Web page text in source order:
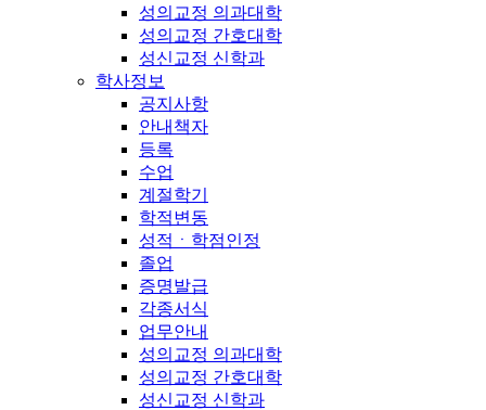
성의교정 의과대학
성의교정 간호대학
성신교정 신학과
학사정보
공지사항
안내책자
등록
수업
계절학기
학적변동
성적ㆍ학점인정
졸업
증명발급
각종서식
업무안내
성의교정 의과대학
성의교정 간호대학
성신교정 신학과